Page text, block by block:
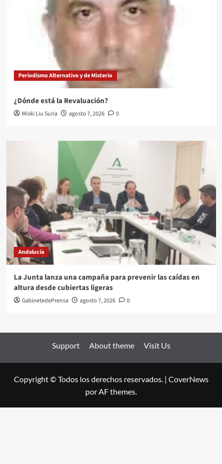
Periodismo Alternativo y de Misterio
¿Dónde está la Revaluación?
Miski Liu Suria agosto 7, 2026 0
Andalucía
La Junta lanza una campaña para prevenir las caídas en
altura desde cubiertas ligeras
GabinetedePrensa agosto 7, 2026 0
Support About theme Visit Us
Copyright © Todos los derechos reservados. | CoverNews
por AF themes.